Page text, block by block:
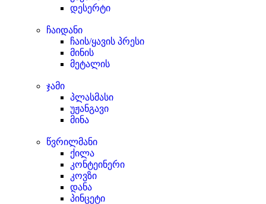
დესერტი
ჩაიდანი
ჩაის/ყავის პრესი
მინის
მეტალის
ჯამი
პლასმასი
უჟანგავი
მინა
წვრილმანი
ქილა
კონტეინერი
კოვზი
დანა
პინცეტი